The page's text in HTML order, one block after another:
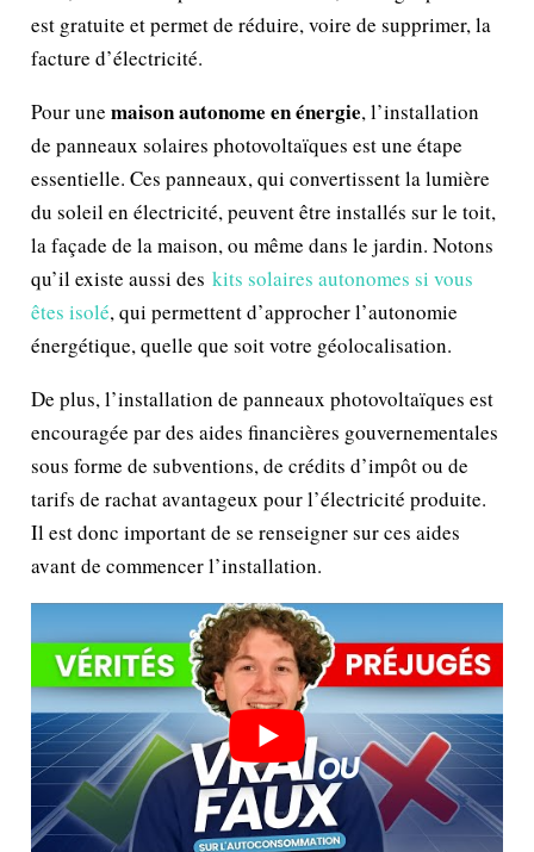
est gratuite et permet de réduire, voire de supprimer, la
facture d’électricité.
Pour unemaison autonome en énergie, l’installation
de panneaux solaires photovoltaïques est une étape
essentielle. Ces panneaux, qui convertissent la lumière
du soleil en électricité, peuvent être installés sur le toit,
la façade de la maison, ou même dans le jardin. Notons
qu’il existe aussi deskits solaires autonomes si vous
êtes isolé, qui permettent d’approcher l’autonomie
énergétique, quelle que soit votre géolocalisation.
De plus, l’installation de panneaux photovoltaïques est
encouragée par des aides financières gouvernementales
sous forme de subventions, de crédits d’impôt ou de
tarifs de rachat avantageux pour l’électricité produite.
Il est donc important de se renseigner sur ces aides
avant de commencer l’installation.